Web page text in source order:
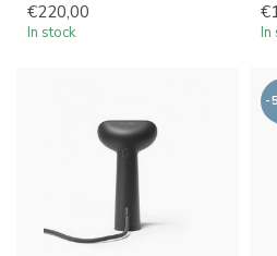
€220,00
In stock In
-